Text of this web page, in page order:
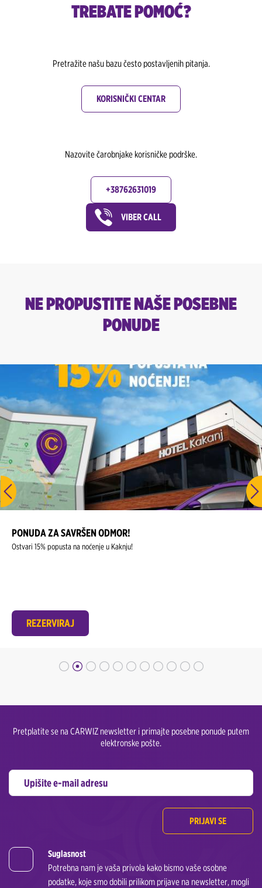
TREBATE POMOĆ?
Pretražite našu bazu često postavljenih pitanja.
KORISNIČKI CENTAR
Nazovite čarobnjake korisničke podrške.
+38762631019
VIBER CALL
NE PROPUSTITE NAŠE POSEBNE
PONUDE
PONUDA ZA SAVRŠEN ODMOR!
Ostvari 15% popusta na noćenje u Kaknju!
REZERVIRAJ
Pretplatite se na CARWIZ newsletter i primajte posebne ponude putem
elektronske pošte.
PRIJAVI SE
Suglasnost
Potrebna nam je vaša privola kako bismo vaše osobne
podatke, koje smo dobili prilikom prijave na newsletter, mogli